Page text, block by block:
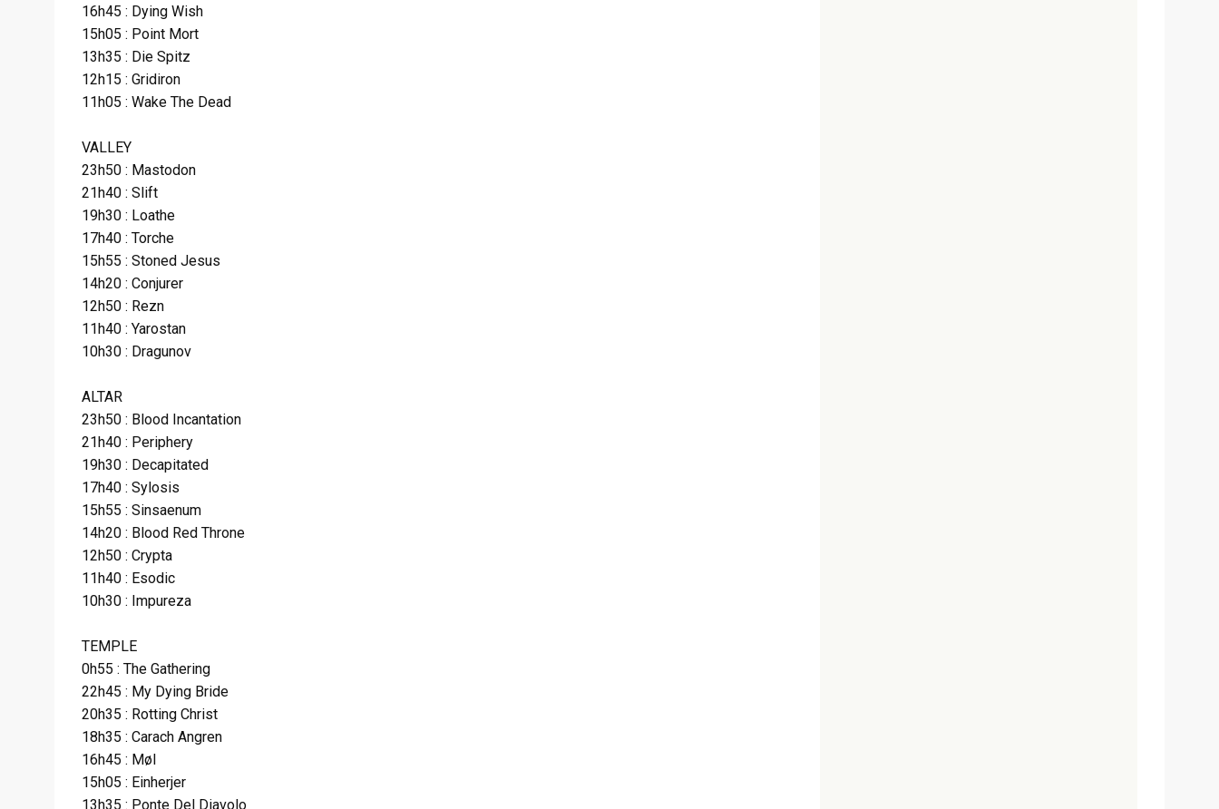
16h45 : Dying Wish
15h05 : Point Mort
13h35 : Die Spitz
12h15 : Gridiron
11h05 : Wake The Dead
VALLEY
23h50 : Mastodon
21h40 : Slift
19h30 : Loathe
17h40 : Torche
15h55 : Stoned Jesus
14h20 : Conjurer
12h50 : Rezn
11h40 : Yarostan
10h30 : Dragunov
ALTAR
23h50 : Blood Incantation
21h40 : Periphery
19h30 : Decapitated
17h40 : Sylosis
15h55 : Sinsaenum
14h20 : Blood Red Throne
12h50 : Crypta
11h40 : Esodic
10h30 : Impureza
TEMPLE
0h55 : The Gathering
22h45 : My Dying Bride
20h35 : Rotting Christ
18h35 : Carach Angren
16h45 : Møl
15h05 : Einherjer
13h35 : Ponte Del Diavolo